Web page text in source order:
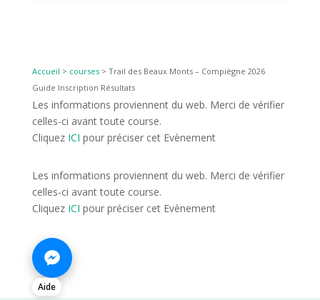
Accueil > courses> Trail des Beaux Monts – Compiègne 2026
Guide Inscription Résultats
Les informations proviennent du web. Merci de vérifier
celles-ci avant toute course.
Cliquez ICI pour préciser cet Evènement
Les informations proviennent du web. Merci de vérifier
celles-ci avant toute course.
Cliquez ICI pour préciser cet Evènement
Aide